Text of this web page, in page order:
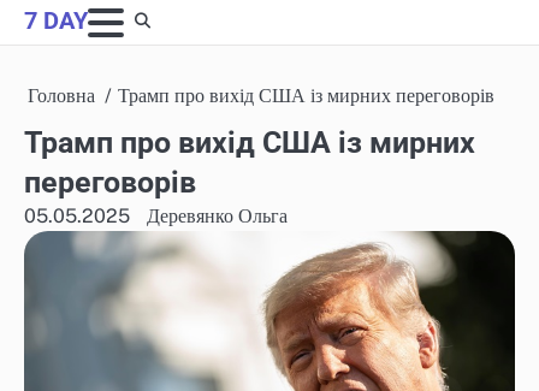
Skip
to
7 DAY
Головна Трамп про вихід США із мирних переговорів
Трамп про вихід США із мирних
переговорів
05.05.2025 Деревянко Ольга